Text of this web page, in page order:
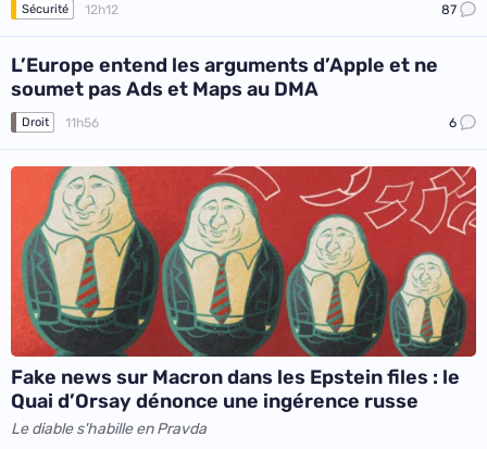
Sécurité 12h12 87
L’Europe entend les arguments d’Apple et ne
soumet pas Ads et Maps au DMA
Droit 11h56 6
Fake news sur Macron dans les Epstein files : le
Quai d’Orsay dénonce une ingérence russe
Le diable s'habille en Pravda